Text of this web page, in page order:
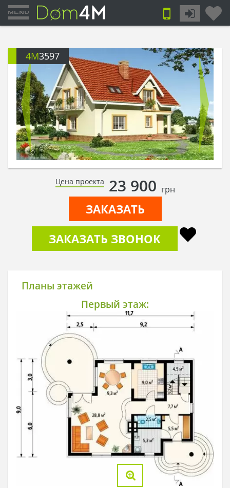
4M3597
Цена проекта 23 900 грн
ЗАКАЗАТЬ
ЗАКАЗАТЬ ЗВОНОК
Планы этажей
Первый этаж: